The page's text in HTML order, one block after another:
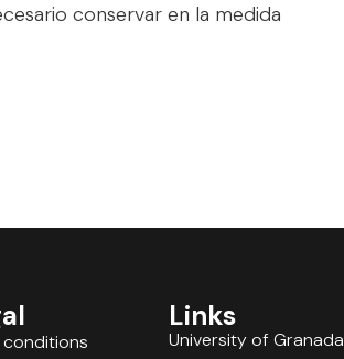
conservar en la medida
conditions
Links
University of Granada